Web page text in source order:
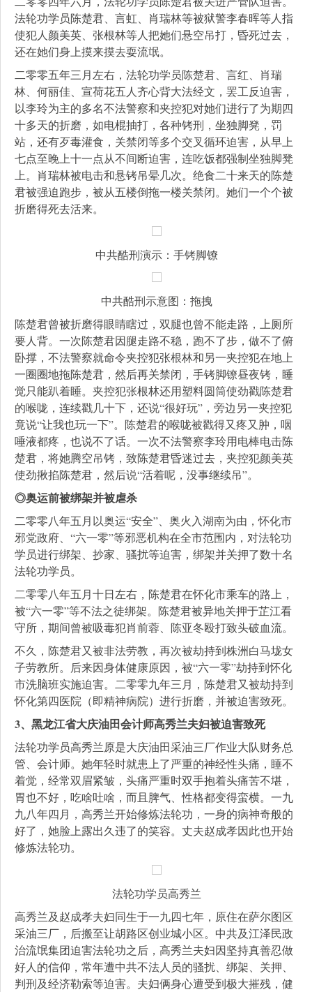
法轮功学员陈楚君、言虹、肖瑞林等被狱警李春晖等人指
使犯人颜美英、张根林等人把她们悬空吊打，昏死过去，
还在她们身上摸来摸去耍流氓。
二零零五年三月左右，法轮功学员陈楚君、言红、肖瑞
林、何丽佳、宣荷花五人齐心背大法经文，罢工反迫害，
以李玲为主的多名不法警察和夹控犯对她们进行了为期四
十多天的折磨，如电棍抽打，各种铐刑，坐独脚凳，罚
站，还有歹毒灌食，关禁闭等多个交叉循环迫害，从早上
七点至晚上十一点从不间断迫害，连吃饭都强制坐独脚凳
上。肖瑞林被电击和悬铐吊晕几次。绝食二十来天的陈楚
君被强迫跑步，被从五楼倒拖一楼关禁闭。她们一个个被
折磨得死去活来。
中共酷刑演示：手铐脚镣
中共酷刑示意图：拖拽
陈楚君曾被折磨得眼睛瞎过，双腿也曾不能走路，上厕所
要人背。一次陈楚君因腿走路不稳，跑不了步，做不了俯
卧撑，不法警察就命令夹控犯张根林和另一夹控犯在地上
一圈圈地拖陈楚君，然后再关禁闭，手铐脚镣昼夜铐，睡
觉只能趴着睡。夹控犯张根林还用塑料圆筒使劲戳陈楚君
的喉咙，连续戳几十下，还说“很好玩”，旁边另一夹控犯
竟说“让我也玩一下”。陈楚君的喉咙被戳得又疼又肿，咽
唾液都疼，也说不了话。一次不法警察李玲用电棒电击陈
楚君，将她腾空吊铐，致陈楚君昏迷过去，夹控犯颜美英
使劲揪掐陈楚君，然后说“活着呢，没事继续吊”。
◎奥运前被绑架并被虐杀
二零零八年五月以奥运“安全”、奥火入湖南为由，怀化市
邪党政府、“六一零”等邪恶机构在全市范围内，对法轮功
学员进行绑架、抄家、骚扰等迫害，绑架并关押了数十名
法轮功学员。
二零零八年五月十日左右，陈楚君在怀化市乘车的路上，
被“六一零”等不法之徒绑架。陈楚君被异地关押于芷江看
守所，期间曾被吸毒犯肖前蓉、陈亚冬殴打致头破血流。
不久，陈楚君又被非法劳教，再次被劫持到株洲白马垅女
子劳教所。后来因身体健康原因，被“六一零”劫持到怀化
市洗脑班实施迫害。二零零九年三月，陈楚君又被劫持到
怀化第四医院（即精神病院）进行折磨，并被迫害致死。
3、黑龙江省大庆油田会计师高秀兰夫妇被迫害致死
法轮功学员高秀兰原是大庆油田采油三厂作业大队财务总
管、会计师。她年轻时就患上了严重的神经性头痛，睡不
着觉，经常双眉紧皱，头痛严重时双手抱着头痛苦不堪，
胃也不好，吃啥吐啥，而且脾气、性格都变得蛮横。一九
九八年四月，高秀兰开始修炼法轮功，一身的病神奇般的
好了，她脸上露出久违了的笑容。丈夫赵成孝因此也开始
修炼法轮功。
法轮功学员高秀兰
高秀兰及赵成孝夫妇同生于一九四七年，原住在萨尔图区
采油三厂，后搬至让胡路区创业城小区。中共及江泽民政
治流氓集团迫害法轮功之后，高秀兰夫妇因坚持真善忍做
好人的信仰，常年遭中共不法人员的骚扰、绑架、关押、
判刑及经济勒索等迫害。夫妇俩身心遭受到极大摧残，健